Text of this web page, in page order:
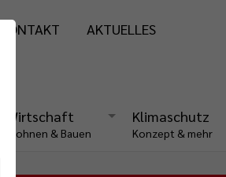
KONTAKT AKTUELLES
Wirtschaft
Wohnen & Bauen
Klimaschutz
Konzept & mehr